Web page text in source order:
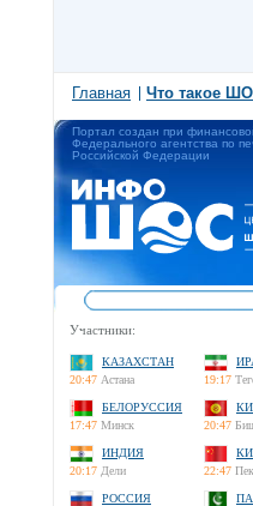
Главная Что такое
Портал создан при
Федерального агентства по
Российской Федерации
Участники:
КАЗАХСТАН
20:47 Астана
19:17
БЕЛОРУССИЯ
17:47 Минск
20:47
ИНДИЯ
20:17 Дели
22:47
РОССИЯ